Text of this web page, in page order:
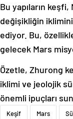
Bu yapıların
değişikliğin
ediyor. Bu,
gelecek Mars
Özetle, Zhurong
iklimi ve jeolojik
önemli ipuçları
Keşif Mars